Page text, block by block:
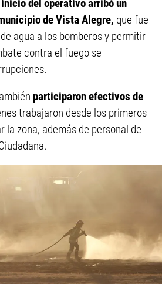
del operativo arribó un
de Vista Alegre, que fue
agua a los bomberos y permitir
contra el fuego se
participaron efectivos de
trabajaron desde los primeros
la zona, además de personal de